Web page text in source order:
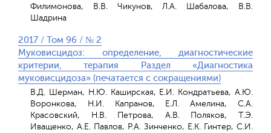
Филимонова, В.В. Чикунов, Л.А. Шабалова, В.В.
Шадрина
2017 / Том 96 / № 2
Муковисцидоз: определение, диагностические
критерии, терапия Раздел «Диагностика
муковисцидоза» (печатается с сокращениями)
В.Д. Шерман, Н.Ю. Каширская, Е.И. Кондратьева, А.Ю.
Воронкова, Н.И. Капранов, Е.Л. Амелина, С.А.
Красовский, Н.В. Петрова, А.В. Поляков, Т.Э.
Иващенко, А.Е. Павлов, Р.А. Зинченко, Е.К. Гинтер, С.И.